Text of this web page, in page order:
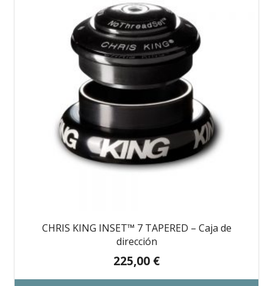
CHRIS KING INSET™ 7 TAPERED – Caja de
dirección
225,00 €